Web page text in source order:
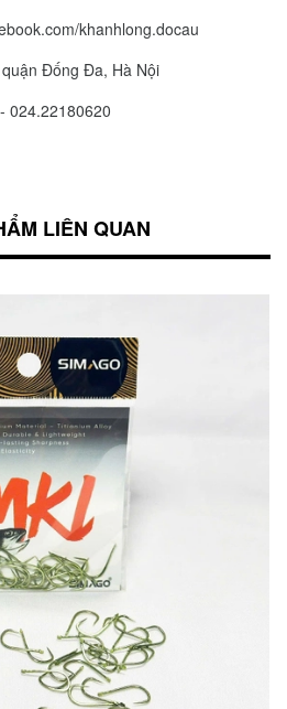
khanhlong.docau
Đống Đa, Hà Nội
024.22180620
LIÊN QUAN